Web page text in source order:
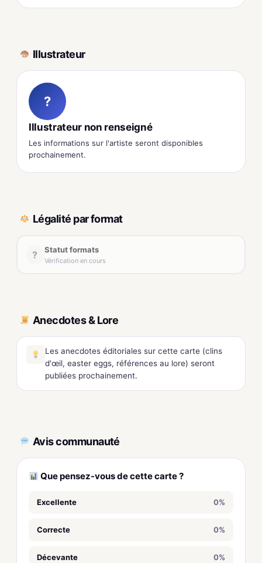
Illustrateur
?
Illustrateur non renseigné
Les informations sur l'artiste seront disponibles
prochainement.
Légalité par format
? Statut formats
Vérification en cours
Anecdotes & Lore
Les anecdotes éditoriales sur cette carte (clins
d'œil, easter eggs, références au lore) seront
publiées prochainement.
Avis communauté
Que pensez-vous de cette carte ?
Excellente 0%
Correcte 0%
Décevante 0%